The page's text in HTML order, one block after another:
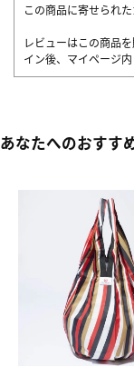
この商品に寄せられ
レビューはこの商品
イン後、マイページ内
あなたへのおすす